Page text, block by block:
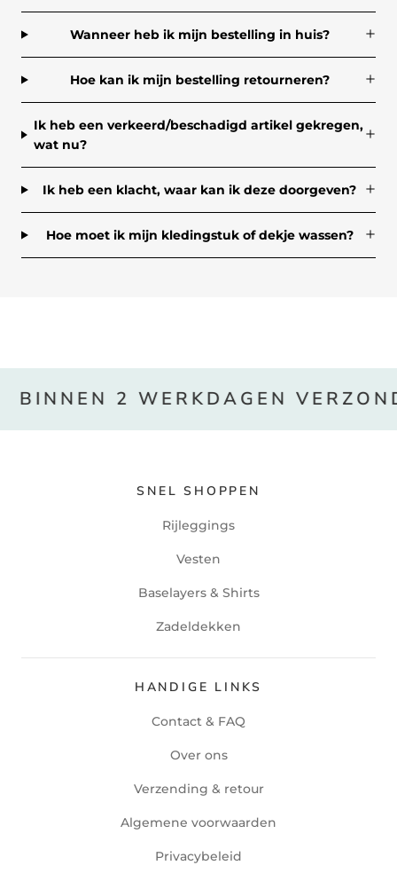
Wanneer heb ik mijn bestelling in huis?
Hoe kan ik mijn bestelling retourneren?
Ik heb een verkeerd/beschadigd artikel gekregen,
wat nu?
Ik heb een klacht, waar kan ik deze doorgeven?
Hoe moet ik mijn kledingstuk of dekje wassen?
BINNEN 2 WERKDAGEN
SNEL SHOPPEN
Rijleggings
Vesten
Baselayers & Shirts
Zadeldekken
HANDIGE LINKS
Contact & FAQ
Over ons
Verzending & retour
Algemene voorwaarden
Privacybeleid